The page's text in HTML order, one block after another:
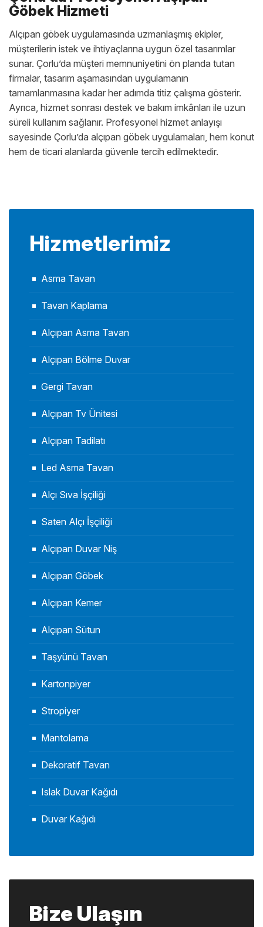
Hizmetlerimiz
Asma Tavan
Tavan Kaplama
Alçıpan Asma Tavan
Alçıpan Bölme Duvar
Gergi Tavan
Alçıpan Tv Ünitesi
Alçıpan Tadilatı
Led Asma Tavan
Alçı Sıva İşçiliği
Saten Alçı İşçiliği
Alçıpan Duvar Niş
Alçıpan Göbek
Alçıpan Kemer
Alçıpan Sütun
Taşyünü Tavan
Kartonpiyer
Stropiyer
Mantolama
Dekoratif Tavan
Islak Duvar Kağıdı
Duvar Kağıdı
Bize Ulaşın
Göbek Hizmeti
Alçıpan göbek uygulamasında uzmanlaşmış ekipler,
müşterilerin istek ve ihtiyaçlarına uygun özel tasarımlar
sunar. Çorlu’da müşteri memnuniyetini ön planda tutan
firmalar, tasarım aşamasından uygulamanın
tamamlanmasına kadar her adımda titiz çalışma gösterir.
Ayrıca, hizmet sonrası destek ve bakım imkânları ile uzun
süreli kullanım sağlanır. Profesyonel hizmet anlayışı
sayesinde Çorlu’da alçıpan göbek uygulamaları, hem konut
hem de ticari alanlarda güvenle tercih edilmektedir.